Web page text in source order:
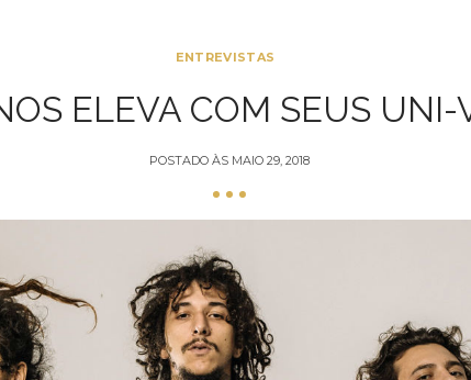
ENTREVISTAS
ELEVA COM SEUS UNI-
POSTADO ÀS MAIO 29, 2018